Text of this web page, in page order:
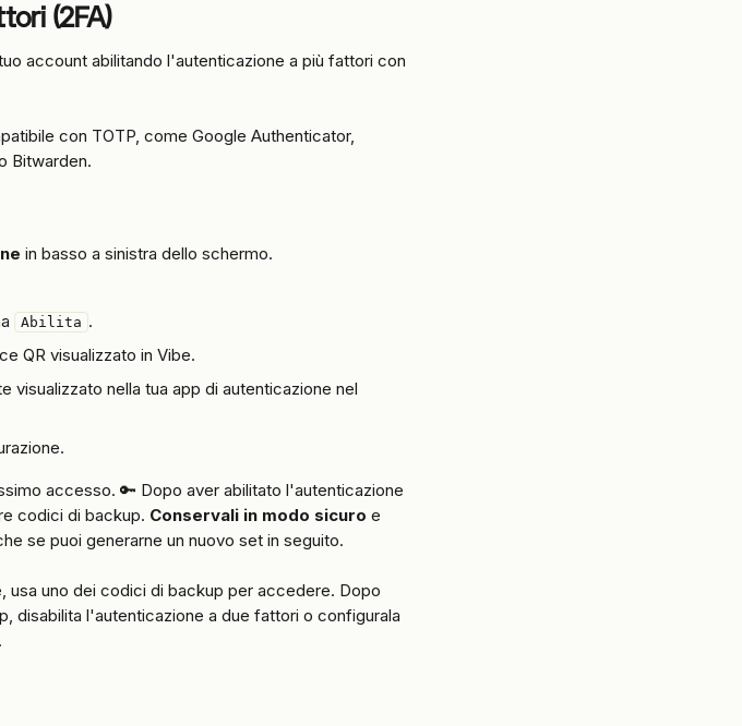
(2FA)
account abilitando l'autenticazione a più fattori con
con TOTP, come Google Authenticator,
Bitwarden.
in basso a sinistra dello schermo.
Abilita .
QR visualizzato in Vibe.
visualizzato nella tua app di autenticazione nel
accesso. 🔑 Dopo aver abilitato l'autenticazione
codici di backup. Conservali in modo sicuro e
se puoi generarne un nuovo set in seguito.
uno dei codici di backup per accedere. Dopo
l'autenticazione a due fattori o configurala